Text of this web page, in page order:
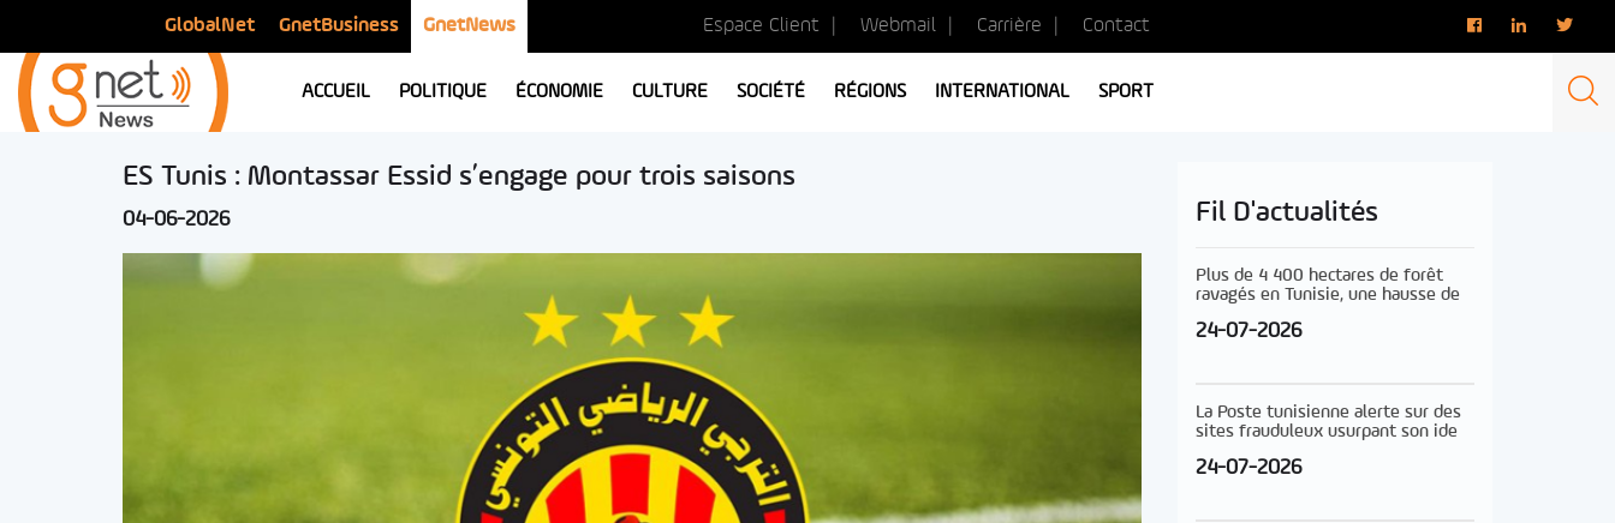
GlobalNet GnetBusiness GnetNews Espace Client Webmail Carrière Contact
ACCUEIL POLITIQUE ÉCONOMIE CULTURE SOCIÉTÉ RÉGIONS INTERNATIONAL SPORT
ES Tunis : Montassar Essid s’engage pour trois saisons
04-06-2026 Fil D'actualités
Plus de 4 400 hectares de forêt
ravagés en Tunisie, une hausse de
24-07-2026
La Poste tunisienne alerte sur des
sites frauduleux usurpant son ide
24-07-2026